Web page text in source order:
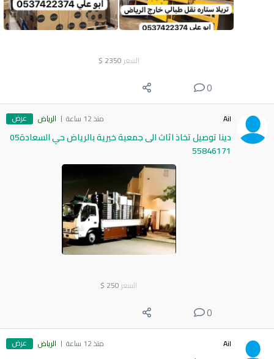
السعر 2350
$
0
Ail منذ 12 ساعة الرياض عرض
دينا توصيل تخاذ اثاث الى جمعية خيرية بالرياض حي السعادة05
55846171
السعر 250
$
0
Ail منذ 12 ساعة الرياض عرض